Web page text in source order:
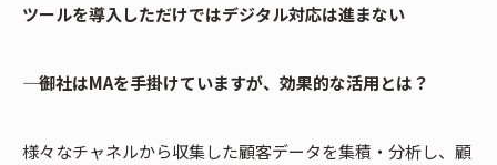
ツールを導入しただけではデジタル対応は進まない
―― 御社はMAを手掛けていますが、効果的な活用とは？
様々なチャネルから収集した顧客データを集積・分析し、顧